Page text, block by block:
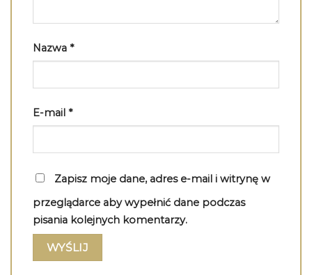
Nazwa *
E-mail *
Zapisz moje dane, adres e-mail i witrynę w
przeglądarce aby wypełnić dane podczas
pisania kolejnych komentarzy.